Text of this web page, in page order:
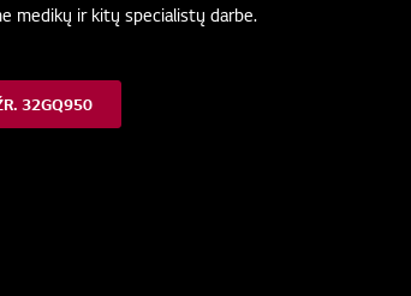
medikų ir kitų specialistų darbe.
32GQ950